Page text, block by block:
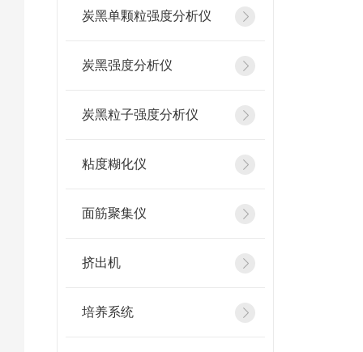
炭黑单颗粒强度分析仪
炭黑强度分析仪
炭黑粒子强度分析仪
粘度糊化仪
面筋聚集仪
挤出机
培养系统